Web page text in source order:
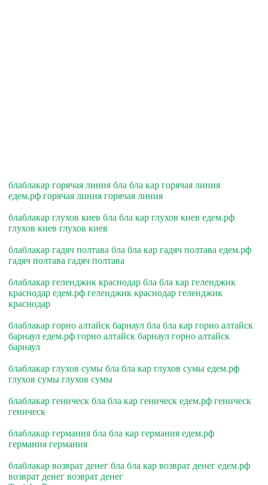
блаблакар горячая линия бла бла кар горячая линия
едем.рф горячая линия горячая линия
блаблакар глухов киев бла бла кар глухов киев едем.рф
глухов киев глухов киев
блаблакар гадяч полтава бла бла кар гадяч полтава едем.рф
гадяч полтава гадяч полтава
блаблакар геленджик краснодар бла бла кар геленджик
краснодар едем.рф геленджик краснодар геленджик
краснодар
блаблакар горно алтайск барнаул бла бла кар горно алтайск
барнаул едем.рф горно алтайск барнаул горно алтайск
барнаул
блаблакар глухов сумы бла бла кар глухов сумы едем.рф
глухов сумы глухов сумы
блаблакар геническ бла бла кар геническ едем.рф геническ
геническ
блаблакар германия бла бла кар германия едем.рф
германия германия
блаблакар возврат денег бла бла кар возврат денег едем.рф
возврат денег возврат денег